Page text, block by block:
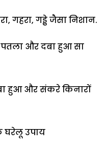
गहरा, गड्ढे जैसा निशान.
पतला और दबा हुआ सा
हुआ और संकरे किनारों
घरेलू उपाय